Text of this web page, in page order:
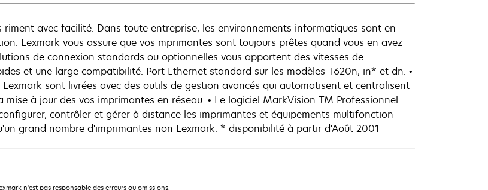
riment avec facilité. Dans toute entreprise, les environnements informatiques sont en
Lexmark vous assure que vos mprimantes sont toujours prêtes quand vous en avez
de connexion standards ou optionnelles vous apportent des vitesses de
et une large compatibilité. Port Ethernet standard sur les modèles T620n, in* et dn. •
Lexmark sont livrées avec des outils de gestion avancés qui automatisent et centralisent
à jour des vos imprimantes en réseau. • Le logiciel MarkVision TM Professionnel
contrôler et gérer à distance les imprimantes et équipements multifonction
grand nombre d'imprimantes non Lexmark. * disponibilité à partir d'Août 2001
n'est pas responsable des erreurs ou omissions.